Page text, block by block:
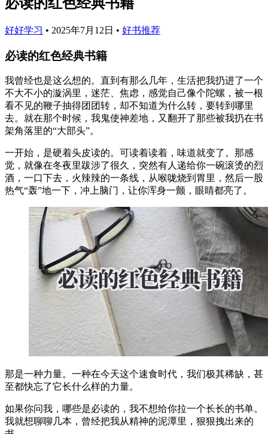
好好学习 • 2025年7月12日 • 好书推荐
必读的红色经典书籍
我曾经也是这么想的。直到有那么几年，生活把我扔进了一个
不大不小的漩涡里，迷茫、焦虑，感觉自己像个陀螺，被一根
看不见的鞭子抽得团团转，却不知道为什么转，要转到哪里
去。就在那个时候，我鬼使神差地，又翻开了那些被我扔在书
架角落里的“大部头”。
一开始，是硬着头皮读的。可读着读着，味道就变了。那感
觉，就像在冬夜里跋涉了很久，突然有人递给你一碗滚烫的烈
酒，一口下去，火辣辣的一条线，从喉咙烧到胃里，然后一股
热气“轰”地一下，冲上脑门，让你浑身一颤，眼睛都亮了。
那是一种力量。一种在今天这个速食时代，我们极其稀缺，甚
至都快忘了它长什么样的力量。
如果你问我，哪些是必读的，我不想给你拉一个长长的书单。
我就想聊聊几本，曾经把我从精神的泥潭里，狠狠拽出来的